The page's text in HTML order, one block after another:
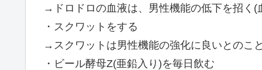
→ドロドロの血液は、男性機能の低下を招く
・スクワットをする
→スクワットは男性機能の強化に良いとのこと
・ビール酵母Z(亜鉛入り)を毎日飲む